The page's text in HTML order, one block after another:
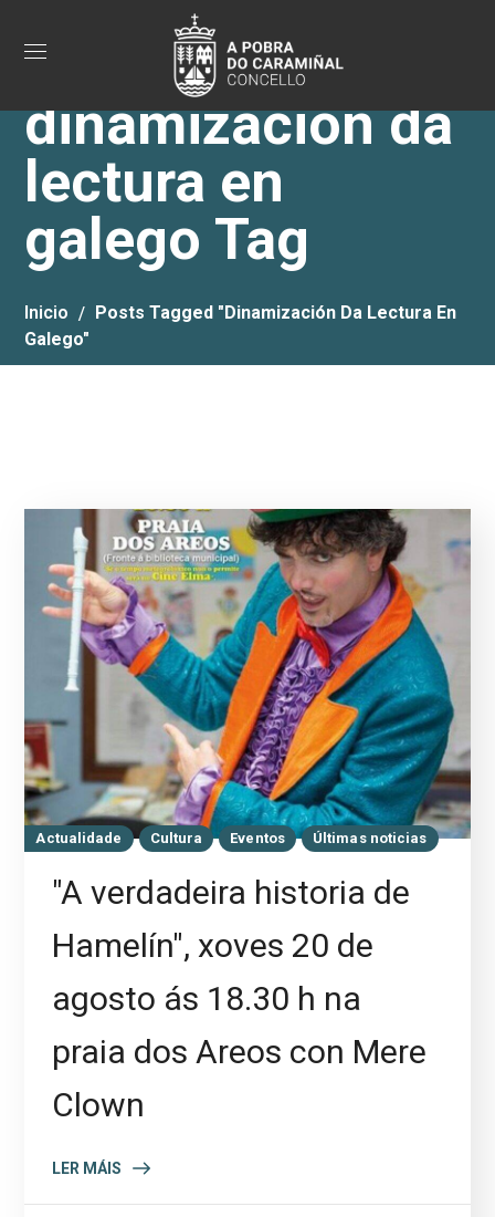
dinamización da
lectura en
galego Tag
Inicio
Posts Tagged "dinamización Da Lectura En
Galego"
Actualidade Cultura Eventos Últimas noticias
"A verdadeira historia de
Hamelín", xoves 20 de
agosto ás 18.30 h na
praia dos Areos con Mere
Clown
LER MÁIS